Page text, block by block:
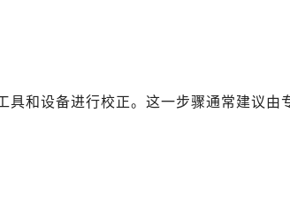
具和设备进行校正。这一步骤通常建议由